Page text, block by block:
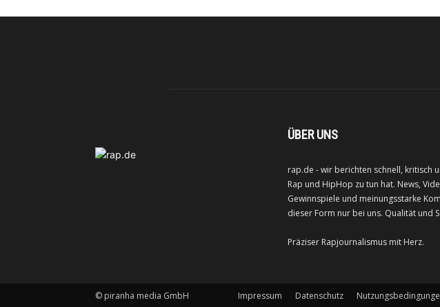
ÜBER UNS
rap.de - wir berichten schnell, kritisch
Rap und HipHop zu tun hat. News,
Gewinnspiele und meinungsstarke
dieser Form nur bei uns. Qualität und
Präziser Rapjournalismus mit Herz.
Impressum Datenschutz
© piranha media GmbH